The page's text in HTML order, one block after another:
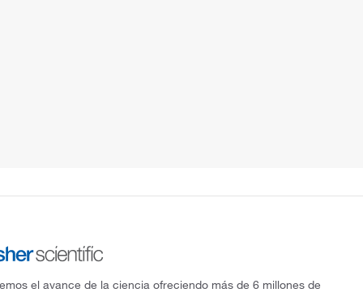
el avance de la ciencia ofreciendo más de 6 millones de